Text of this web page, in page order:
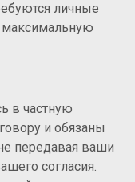
личные
в частную
и обязаны
передавая ваши
согласия.